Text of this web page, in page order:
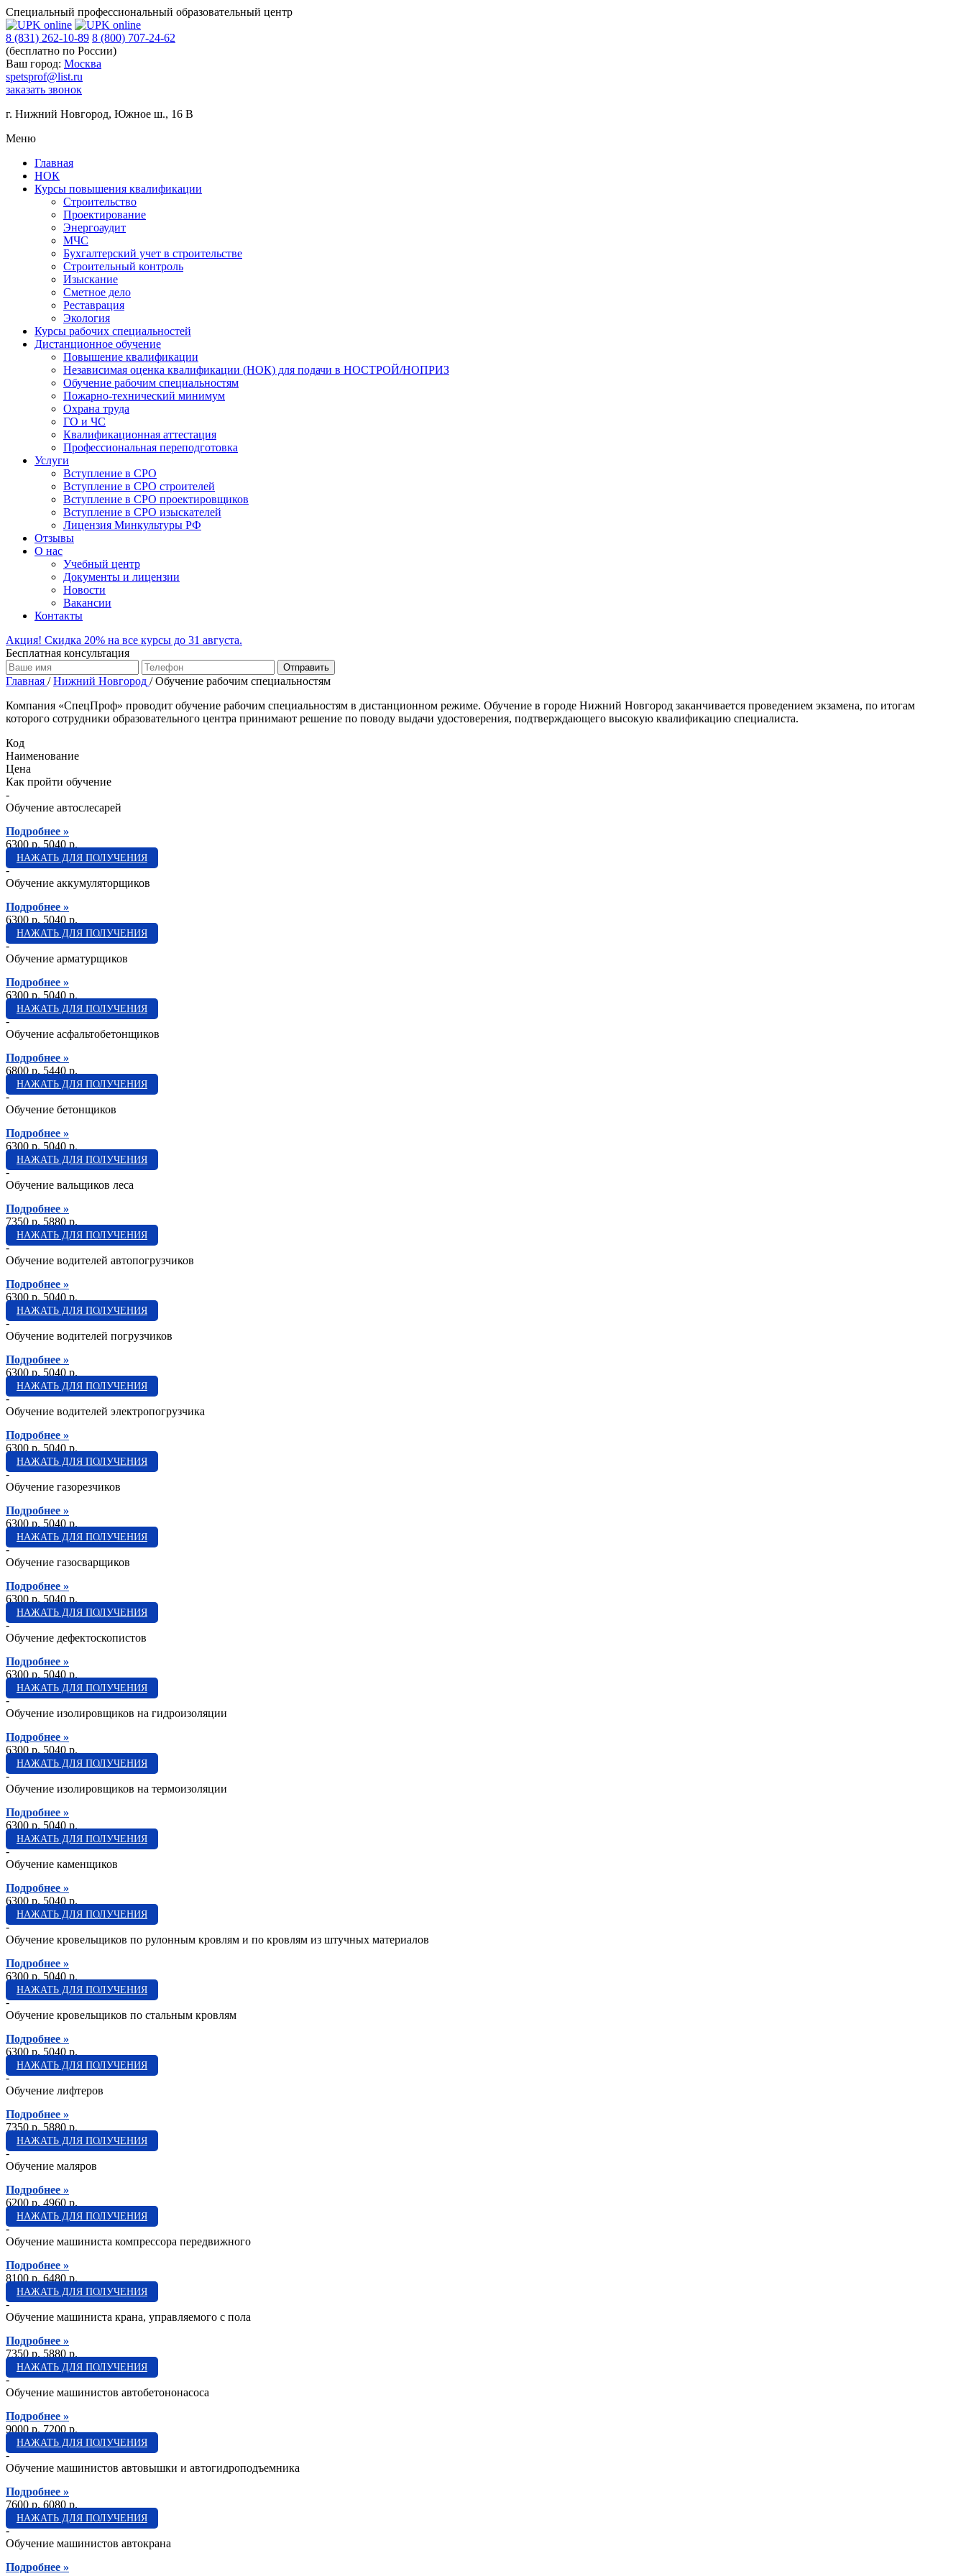
Специальный профессиональный образовательный центр
8 (831) 262-10-89 8 (800) 707-24-62
(бесплатно по России)
Ваш город: Москва
spetsprof@list.ru
заказать звонок
г. Нижний Новгород, Южное ш., 16 В
Меню
Главная
НОК
Курсы повышения квалификации
Строительство
Проектирование
Энергоаудит
МЧС
Бухгалтерский учет в строительстве
Строительный контроль
Изыскание
Сметное дело
Реставрация
Экология
Курсы рабочих специальностей
Дистанционное обучение
Повышение квалификации
Независимая оценка квалификации (НОК) для подачи в НОСТРОЙ/НОПРИЗ
Обучение рабочим специальностям
Пожарно-технический минимум
Охрана труда
ГO и ЧС
Квалификационная аттестация
Профессиональная переподготовка
Услуги
Вступление в СРО
Вступление в СРО строителей
Вступление в СРО проектировщиков
Вступление в СРО изыскателей
Лицензия Минкультуры РФ
Отзывы
О нас
Учебный центр
Документы и лицензии
Новости
Вакансии
Контакты
Акция! Скидка 20% на все курсы до 31 августа.
Бесплатная консультация
Отправить
Главная /Нижний Новгород /Обучение рабочим специальностям
Компания «СпецПроф» проводит обучение рабочим специальностям в дистанционном режиме. Обучение в городе Нижний Новгород заканчивается проведением экзамена, по итогам
которого сотрудники образовательного центра принимают решение по поводу выдачи удостоверения, подтверждающего высокую квалификацию специалиста.
Код
Наименование
Цена
Как пройти обучение
-
Обучение автослесарей
Подробнее »
6300 p. 5040 p.
НАЖАТЬ ДЛЯ ПОЛУЧЕНИЯ
-
Обучение аккумуляторщиков
Подробнее »
6300 p. 5040 p.
НАЖАТЬ ДЛЯ ПОЛУЧЕНИЯ
-
Обучение арматурщиков
Подробнее »
6300 p. 5040 p.
НАЖАТЬ ДЛЯ ПОЛУЧЕНИЯ
-
Обучение асфальтобетонщиков
Подробнее »
6800 p. 5440 p.
НАЖАТЬ ДЛЯ ПОЛУЧЕНИЯ
-
Обучение бетонщиков
Подробнее »
6300 p. 5040 p.
НАЖАТЬ ДЛЯ ПОЛУЧЕНИЯ
-
Обучение вальщиков леса
Подробнее »
7350 p. 5880 p.
НАЖАТЬ ДЛЯ ПОЛУЧЕНИЯ
-
Обучение водителей автопогрузчиков
Подробнее »
6300 p. 5040 p.
НАЖАТЬ ДЛЯ ПОЛУЧЕНИЯ
-
Обучение водителей погрузчиков
Подробнее »
6300 p. 5040 p.
НАЖАТЬ ДЛЯ ПОЛУЧЕНИЯ
-
Обучение водителей электропогрузчика
Подробнее »
6300 p. 5040 p.
НАЖАТЬ ДЛЯ ПОЛУЧЕНИЯ
-
Обучение газорезчиков
Подробнее »
6300 p. 5040 p.
НАЖАТЬ ДЛЯ ПОЛУЧЕНИЯ
-
Обучение газосварщиков
Подробнее »
6300 p. 5040 p.
НАЖАТЬ ДЛЯ ПОЛУЧЕНИЯ
-
Обучение дефектоскопистов
Подробнее »
6300 p. 5040 p.
НАЖАТЬ ДЛЯ ПОЛУЧЕНИЯ
-
Обучение изолировщиков на гидроизоляции
Подробнее »
6300 p. 5040 p.
НАЖАТЬ ДЛЯ ПОЛУЧЕНИЯ
-
Обучение изолировщиков на термоизоляции
Подробнее »
6300 p. 5040 p.
НАЖАТЬ ДЛЯ ПОЛУЧЕНИЯ
-
Обучение каменщиков
Подробнее »
6300 p. 5040 p.
НАЖАТЬ ДЛЯ ПОЛУЧЕНИЯ
-
Обучение кровельщиков по рулонным кровлям и по кровлям из штучных материалов
Подробнее »
6300 p. 5040 p.
НАЖАТЬ ДЛЯ ПОЛУЧЕНИЯ
-
Обучение кровельщиков по стальным кровлям
Подробнее »
6300 p. 5040 p.
НАЖАТЬ ДЛЯ ПОЛУЧЕНИЯ
-
Обучение лифтеров
Подробнее »
7350 p. 5880 p.
НАЖАТЬ ДЛЯ ПОЛУЧЕНИЯ
-
Обучение маляров
Подробнее »
6200 p. 4960 p.
НАЖАТЬ ДЛЯ ПОЛУЧЕНИЯ
-
Обучение машиниста компрессора передвижного
Подробнее »
8100 p. 6480 p.
НАЖАТЬ ДЛЯ ПОЛУЧЕНИЯ
-
Обучение машиниста крана, управляемого с пола
Подробнее »
7350 p. 5880 p.
НАЖАТЬ ДЛЯ ПОЛУЧЕНИЯ
-
Обучение машинистов автобетононасоса
Подробнее »
9000 p. 7200 p.
НАЖАТЬ ДЛЯ ПОЛУЧЕНИЯ
-
Обучение машинистов автовышки и автогидроподъемника
Подробнее »
7600 p. 6080 p.
НАЖАТЬ ДЛЯ ПОЛУЧЕНИЯ
-
Обучение машинистов автокрана
Подробнее »